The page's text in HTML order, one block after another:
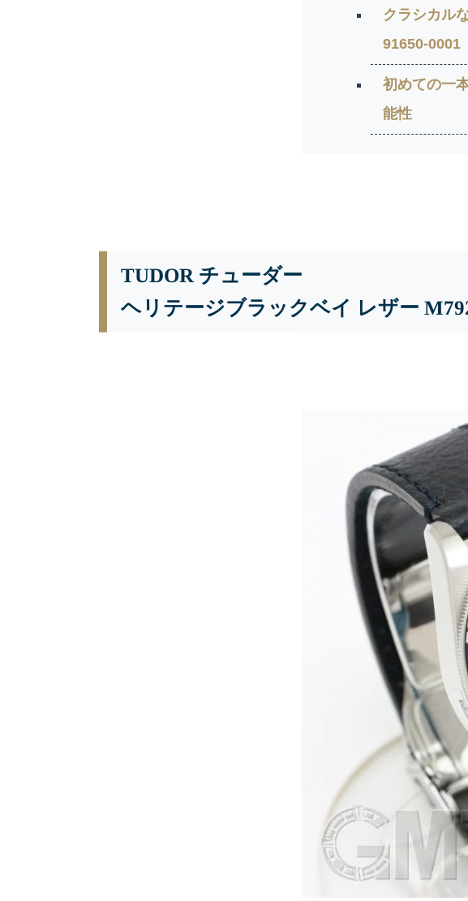
クラシカル
91650-0001
初めての一
能性
TUDOR チューダー
ヘリテージブラックベイ レザー